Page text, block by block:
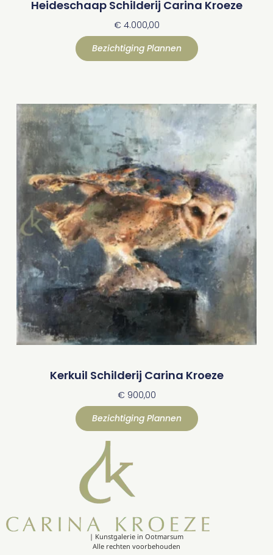
Heideschaap Schilderij Carina Kroeze
€ 4.000,00
Bezichtiging Plannen
Kerkuil Schilderij Carina Kroeze
€ 900,00
Bezichtiging Plannen
| Kunstgalerie in Ootmarsum
Alle rechten voorbehouden